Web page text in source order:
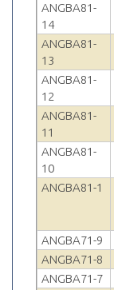
ANGBA81-
14
ANGBA81-
13
ANGBA81-
12
ANGBA81-
11
ANGBA81-
10
ANGBA81-1
ANGBA71-9
ANGBA71-8
ANGBA71-7